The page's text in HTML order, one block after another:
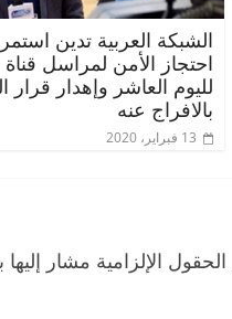
الشبكة العربية تدين
احتجاز الأمن لمراسل قناة
لليوم العاشر وإهدار قرار
بالافراج عنه
13 فبراير، 2020
الحقول الإلزامية مشار إليها